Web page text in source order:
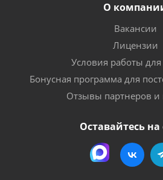
О
Вакансии
Лицензии
Условия работы для
Бонусная программа для
Отзывы партнеров и
Оставайтесь на